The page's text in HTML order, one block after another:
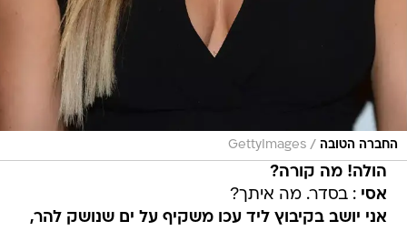
החברה הטובה /
GettyImages
הולה! מה קורה?
אסי : בסדר. מה איתך?
אני יושב בקיבוץ ליד עכו משקיף על ים שנושק להר,